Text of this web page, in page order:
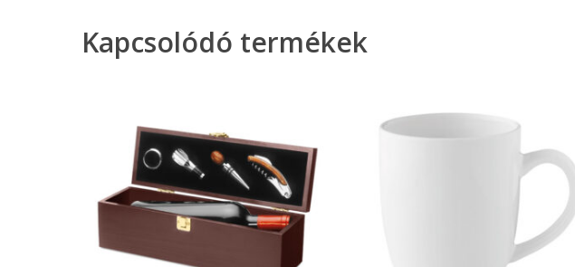
Kapcsolódó termékek